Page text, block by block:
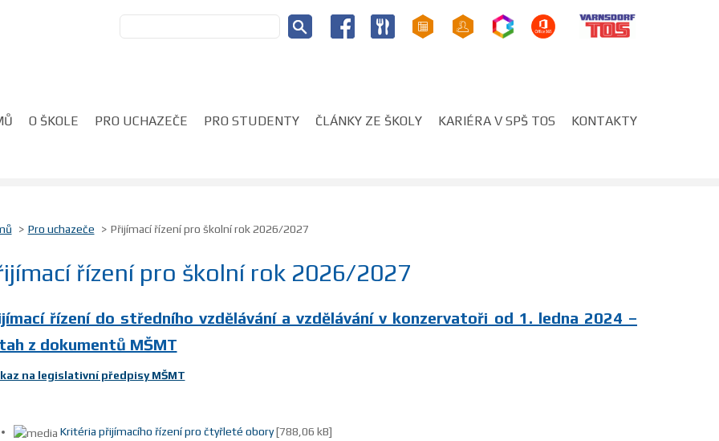
O ŠKOLE PRO UCHAZEČE PRO STUDENTY ČLÁNKY ZE ŠKOLY KARIÉRA V SPŠ TOS KONTAKTY
Pro uchazeče Přijímací řízení pro školní rok 2026/2027
řízení pro školní rok 2026/2027
řízení do středního vzdělávání a vzdělávání v konzervatoři od 1. ledna 2024 –
z dokumentů MŠMT
na legislativní předpisy MŠMT
Kritéria přijímacího řízení pro čtyřleté obory[788,06 kB]